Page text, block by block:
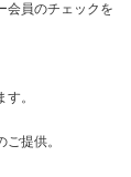
会員のチェックを
。
提供。